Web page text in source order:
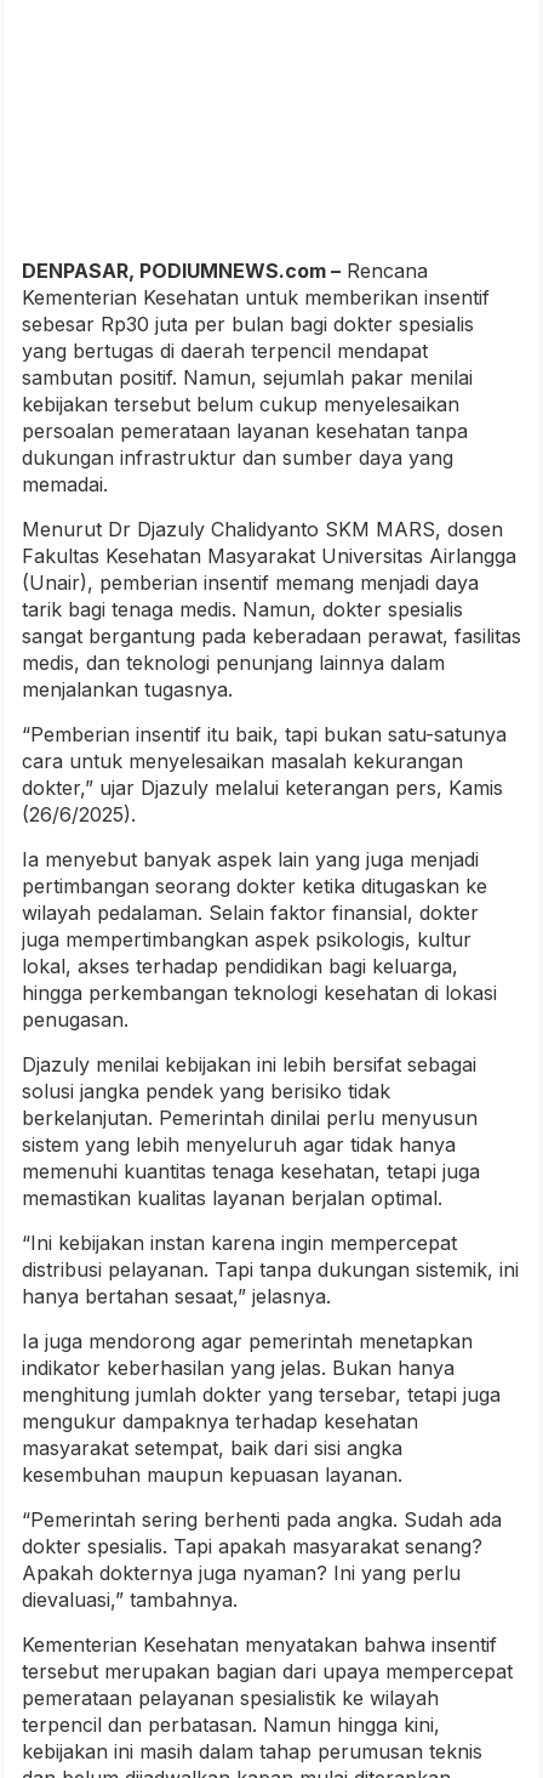
DENPASAR, PODIUMNEWS.com – Rencana
Kementerian Kesehatan untuk memberikan insentif
sebesar Rp30 juta per bulan bagi dokter spesialis
yang bertugas di daerah terpencil mendapat
sambutan positif. Namun, sejumlah pakar menilai
kebijakan tersebut belum cukup menyelesaikan
persoalan pemerataan layanan kesehatan tanpa
dukungan infrastruktur dan sumber daya yang
memadai.
Menurut Dr Djazuly Chalidyanto SKM MARS, dosen
Fakultas Kesehatan Masyarakat Universitas Airlangga
(Unair), pemberian insentif memang menjadi daya
tarik bagi tenaga medis. Namun, dokter spesialis
sangat bergantung pada keberadaan perawat, fasilitas
medis, dan teknologi penunjang lainnya dalam
menjalankan tugasnya.
“Pemberian insentif itu baik, tapi bukan satu-satunya
cara untuk menyelesaikan masalah kekurangan
dokter,” ujar Djazuly melalui keterangan pers, Kamis
(26/6/2025).
Ia menyebut banyak aspek lain yang juga menjadi
pertimbangan seorang dokter ketika ditugaskan ke
wilayah pedalaman. Selain faktor finansial, dokter
juga mempertimbangkan aspek psikologis, kultur
lokal, akses terhadap pendidikan bagi keluarga,
hingga perkembangan teknologi kesehatan di lokasi
penugasan.
Djazuly menilai kebijakan ini lebih bersifat sebagai
solusi jangka pendek yang berisiko tidak
berkelanjutan. Pemerintah dinilai perlu menyusun
sistem yang lebih menyeluruh agar tidak hanya
memenuhi kuantitas tenaga kesehatan, tetapi juga
memastikan kualitas layanan berjalan optimal.
“Ini kebijakan instan karena ingin mempercepat
distribusi pelayanan. Tapi tanpa dukungan sistemik, ini
hanya bertahan sesaat,” jelasnya.
Ia juga mendorong agar pemerintah menetapkan
indikator keberhasilan yang jelas. Bukan hanya
menghitung jumlah dokter yang tersebar, tetapi juga
mengukur dampaknya terhadap kesehatan
masyarakat setempat, baik dari sisi angka
kesembuhan maupun kepuasan layanan.
“Pemerintah sering berhenti pada angka. Sudah ada
dokter spesialis. Tapi apakah masyarakat senang?
Apakah dokternya juga nyaman? Ini yang perlu
dievaluasi,” tambahnya.
Kementerian Kesehatan menyatakan bahwa insentif
tersebut merupakan bagian dari upaya mempercepat
pemerataan pelayanan spesialistik ke wilayah
terpencil dan perbatasan. Namun hingga kini,
kebijakan ini masih dalam tahap perumusan teknis